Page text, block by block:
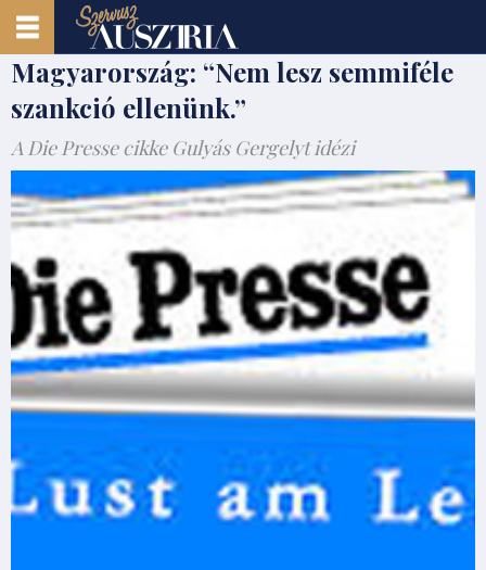
Magyarország: “Nem lesz semmiféle
szankció ellenünk.”
A Die Presse cikke Gulyás Gergelyt idézi